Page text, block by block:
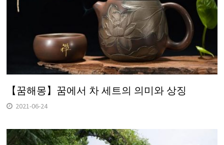
【꿈해몽】꿈에서 차 세트의 의미와 상징
2021-06-24